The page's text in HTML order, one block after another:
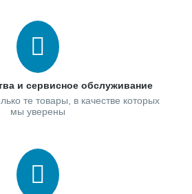
и сервисное обслуживание
те товары, в качестве которых
мы уверены